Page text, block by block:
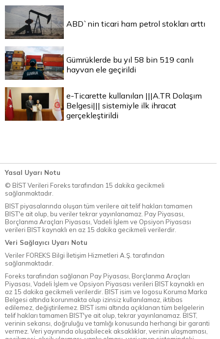
ABD`nin ticari ham petrol stokları arttı
Gümrüklerde bu yıl 58 bin 519 canlı
hayvan ele geçirildi
e-Ticarette kullanılan |||A.TR Dolaşım
Belgesi||| sistemiyle ilk ihracat
gerçekleştirildi
Yasal Uyarı Notu
© BİST Verileri Foreks tarafından 15 dakika gecikmeli
sağlanmaktadır.
BIST piyasalarında oluşan tüm verilere ait telif hakları tamamen
BIST'e ait olup, bu veriler tekrar yayınlanamaz. Pay Piyasası,
Borçlanma Araçları Piyasası, Vadeli İşlem ve Opsiyon Piyasası
verileri BIST kaynaklı en az 15 dakika gecikmeli verilerdir.
Veri Sağlayıcı Uyarı Notu
Veriler FOREKS Bilgi İletişim Hizmetleri A.Ş. tarafından
sağlanmaktadır.
Foreks tarafından sağlanan Pay Piyasası, Borçlanma Araçları
Piyasası, Vadeli İşlem ve Opsiyon Piyasası verileri BIST kaynaklı en
az 15 dakika gecikmeli verilerdir. BIST isim ve logosu Koruma Marka
Belgesi altında korunmakta olup izinsiz kullanılamaz, iktibas
edilemez, değiştirilemez. BIST ismi altında açıklanan tüm belgelerin
telif hakları tamamen BIST'ye ait olup, tekrar yayınlanamaz. BIST,
verinin sekansı, doğruluğu ve tamlığı konusunda herhangi bir garanti
vermez. Veri yayınında oluşabilecek aksaklıklar, verinin ulaşmaması,